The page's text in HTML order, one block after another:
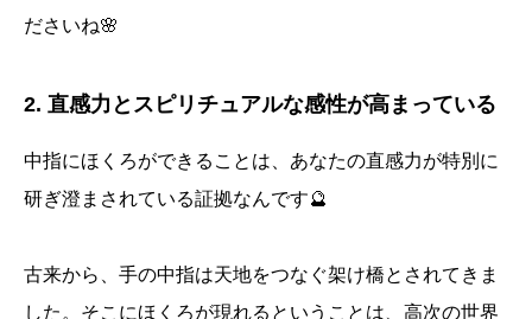
ださいね🌸
2. 直感力とスピリチュアルな感性が高まっている
中指にほくろができることは、あなたの直感力が特別に
研ぎ澄まされている証拠なんです🔮
古来から、手の中指は天地をつなぐ架け橋とされてきま
した。そこにほくろが現れるということは、高次の世界